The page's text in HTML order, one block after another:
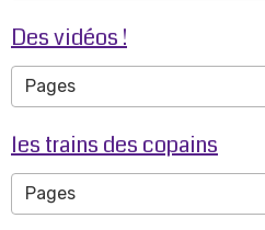
Des vidéos !
les trains des copains